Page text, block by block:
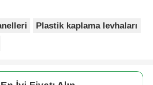
Plastik kaplama levhaları